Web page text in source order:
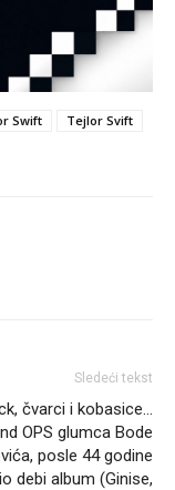
Swift
Tejlor Svift
Sledeći tekst
čvarci i kobasice…
OPS glumca Bode
posle 44 godine
debi album (Ginise,